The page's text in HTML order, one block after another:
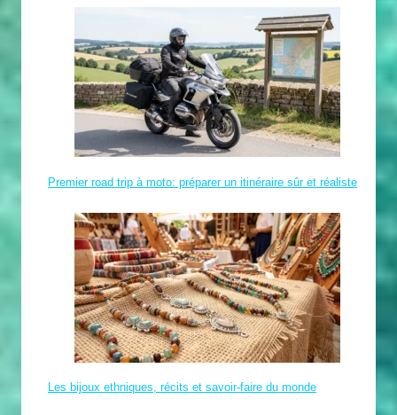
Premier road trip à moto: préparer un itinéraire sûr et réaliste
Les bijoux ethniques, récits et savoir-faire du monde